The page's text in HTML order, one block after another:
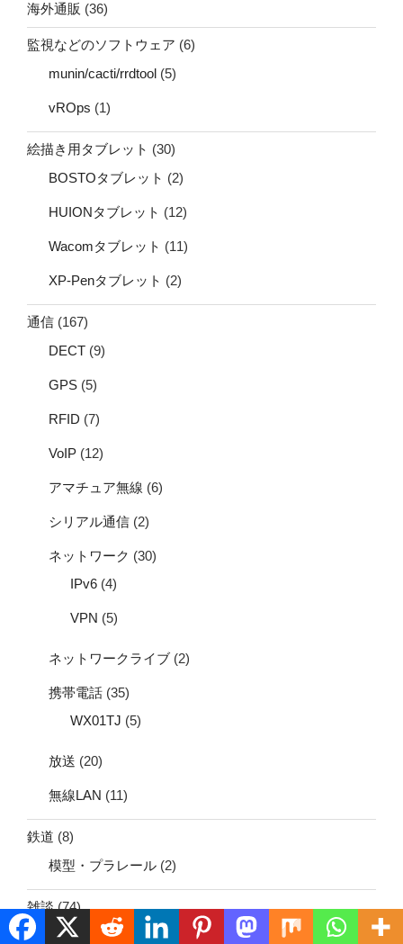
海外通販 (36)
監視などのソフトウェア (6)
munin/cacti/rrdtool (5)
vROps (1)
絵描き用タブレット (30)
BOSTOタブレット (2)
HUIONタブレット (12)
Wacomタブレット (11)
XP-Penタブレット (2)
通信 (167)
DECT (9)
GPS (5)
RFID (7)
VoIP (12)
アマチュア無線 (6)
シリアル通信 (2)
ネットワーク (30)
IPv6 (4)
VPN (5)
ネットワークライブ (2)
携帯電話 (35)
WX01TJ (5)
放送 (20)
無線LAN (11)
鉄道 (8)
模型・プラレール (2)
雑談(74)
トラブル話(9)